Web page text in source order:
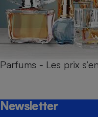
Parfums - Les prix
Newsletter